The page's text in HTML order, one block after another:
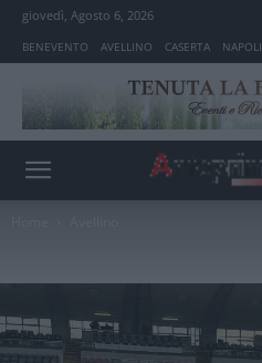
giovedì, Agosto 6, 2026
BENEVENTO AVELLINO CASERTA NAPOLI